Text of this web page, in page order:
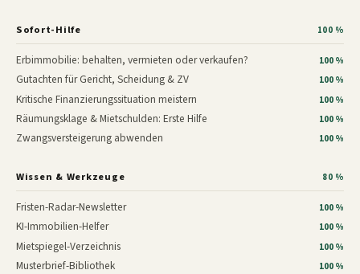
Sofort-Hilfe 100 %
Erbimmobilie: behalten, vermieten oder verkaufen? 100 %
Gutachten für Gericht, Scheidung & ZV 100 %
Kritische Finanzierungssituation meistern 100 %
Räumungsklage & Mietschulden: Erste Hilfe 100 %
Zwangsversteigerung abwenden 100 %
Wissen & Werkzeuge 80 %
Fristen-Radar-Newsletter 100 %
KI-Immobilien-Helfer 100 %
Mietspiegel-Verzeichnis 100 %
Musterbrief-Bibliothek 100 %